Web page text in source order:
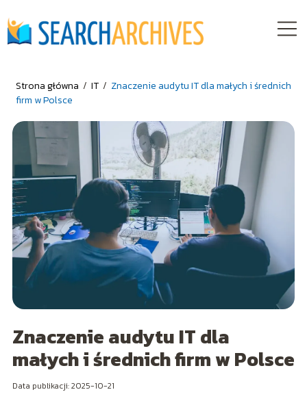
Strona główna / IT / Znaczenie audytu IT dla małych i średnich
firm w Polsce
Znaczenie audytu IT dla
małych i średnich firm w Polsce
Data publikacji: 2025-10-21